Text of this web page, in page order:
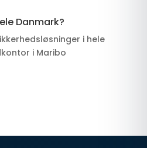
Danmark?
i hele
i Maribo